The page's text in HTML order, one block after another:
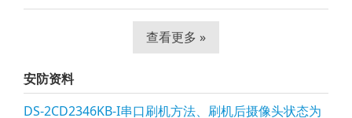
查看更多 »
安防资料
DS-2CD2346KB-I串口刷机方法、刷机后摄像头状态为